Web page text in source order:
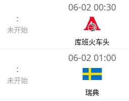
:
未开始
06-02 00:30
库班火车头
:
未开始
06-02 01:00
瑞典